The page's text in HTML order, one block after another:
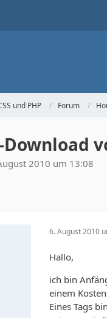
und PHP Forum
2010 um 13:08
6. August 2010
Hallo,
ich bin
einem
Eines Tags